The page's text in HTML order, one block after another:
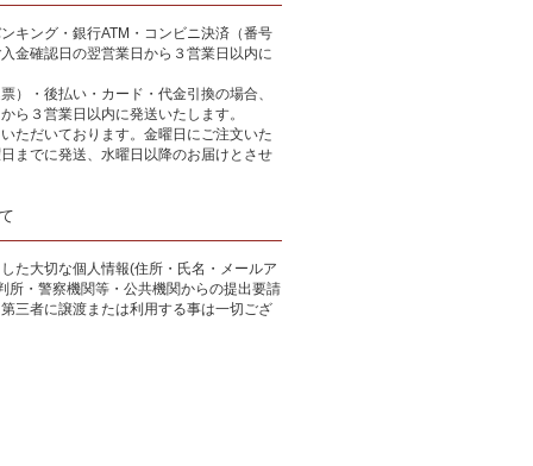
キング・銀行ATM・コンビニ決済（番号
金確認日の翌営業日から３営業日以内に
）・後払い・カード・代金引換の場合、
ら３営業日以内に発送いたします。
ただいております。金曜日にご注文いた
までに発送、水曜日以降のお届けとさせ
た大切な個人情報(住所・氏名・メールア
所・警察機関等・公共機関からの提出要請
三者に譲渡または利用する事は一切ござ